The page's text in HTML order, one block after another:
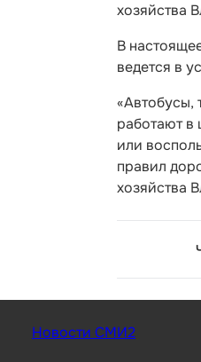
хозяйства
В
ведется в
«Автобусы,
работают в
или
правил
хозяйства
Новости СМИ2